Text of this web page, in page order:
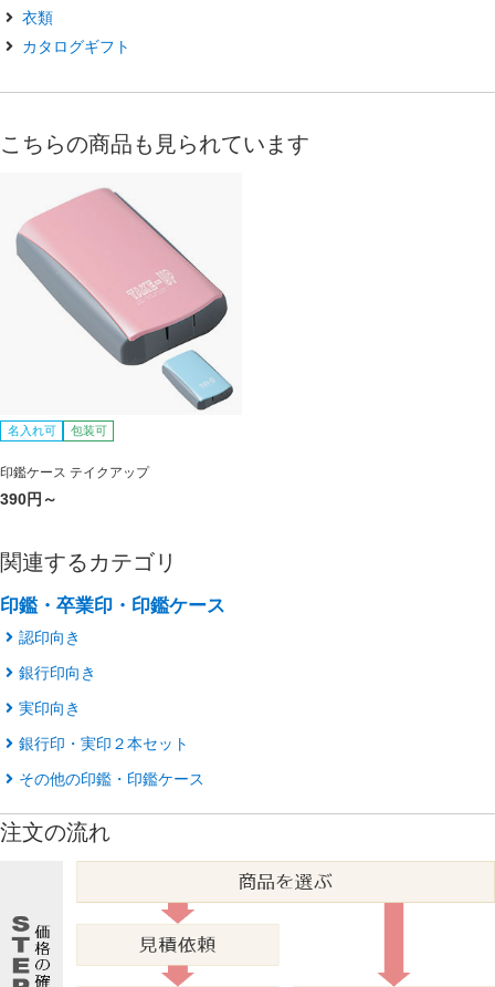
衣類
カタログギフト
こちらの商品も見られています
名入れ可 包装可
印鑑ケース テイクアップ
390円～
関連するカテゴリ
印鑑・卒業印・印鑑ケース
認印向き
銀行印向き
実印向き
銀行印・実印２本セット
その他の印鑑・印鑑ケース
注文の流れ